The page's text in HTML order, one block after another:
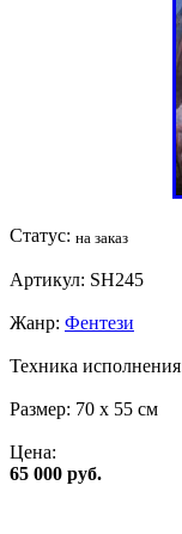
Статус: на заказ
Артикул: SH245
Жанр: Фентези
Техника
Размер: 70 x 55 см
Цена:
65 000 руб.